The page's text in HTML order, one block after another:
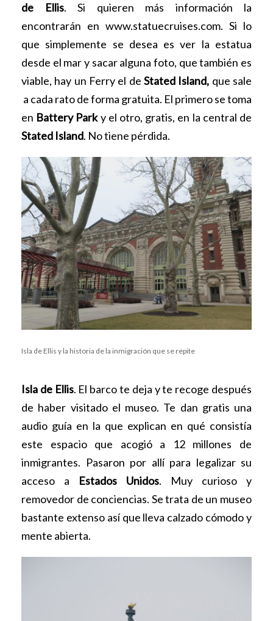
de Ellis. Si quieren más información la
encontrarán en www.statuecruises.com. Si lo
que simplemente se desea es ver la estatua
desde el mar y sacar alguna foto, que también es
viable, hay un Ferry el de Stated Island, que sale
a cada rato de forma gratuita. El primero se toma
en Battery Parky el otro, gratis, en la central de
Stated Island. No tiene pérdida.
Isla de Ellis y la historia de la inmigración que se repite
Isla de Ellis. El barco te deja y te recoge después
de haber visitado el museo. Te dan gratis una
audio guía en la que explican en qué consistía
este espacio que acogió a 12 millones de
inmigrantes. Pasaron por allí para legalizar su
acceso a Estados Unidos. Muy curioso y
removedor de conciencias. Se trata de un museo
bastante extenso así que lleva calzado cómodo y
mente abierta.